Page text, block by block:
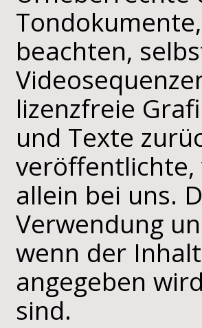
beachten,
lizenzfreie
und Texte
allein bei uns.
Verwendung
wenn der
angegeben
sind.